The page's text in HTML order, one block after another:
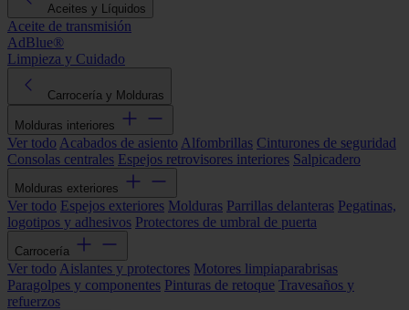
Aceites y Líquidos
Aceite de transmisión
AdBlue®
Limpieza y Cuidado
Carrocería y Molduras
Molduras interiores
Ver todo Acabados de asiento Alfombrillas Cinturones de seguridad
Consolas centrales Espejos retrovisores interiores Salpicadero
Molduras exteriores
Ver todo Espejos exteriores Molduras Parrillas delanteras Pegatinas,
logotipos y adhesivos Protectores de umbral de puerta
Carrocería
Ver todo Aislantes y protectores Motores limpiaparabrisas
Paragolpes y componentes Pinturas de retoque Travesaños y
refuerzos